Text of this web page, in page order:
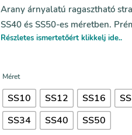
Arany árnyalatú ragasztható
SS40 és SS50-es méretben.
Részletes ismertetőért klikkelj ide..
Méret
SS10 SS12 SS16
SS34
SS40 SS50